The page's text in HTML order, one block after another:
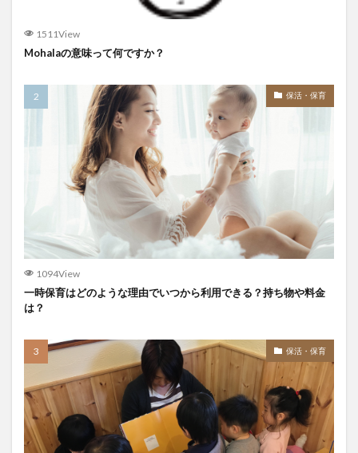
1511View
Mohalaの意味って何ですか？
保活・保育
1094View
一時保育はどのような理由でいつから利用できる？持ち物や料金
は？
保活・保育